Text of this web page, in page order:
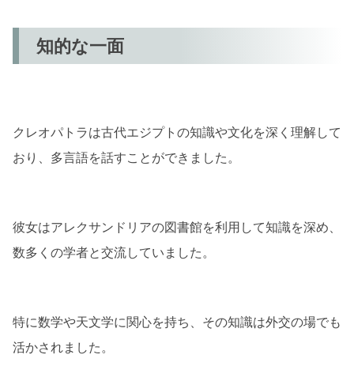
知的な一面
クレオパトラは古代エジプトの知識や文化を深く理解して
おり、多言語を話すことができました。
彼女はアレクサンドリアの図書館を利用して知識を深め、
数多くの学者と交流していました。
特に数学や天文学に関心を持ち、その知識は外交の場でも
活かされました。